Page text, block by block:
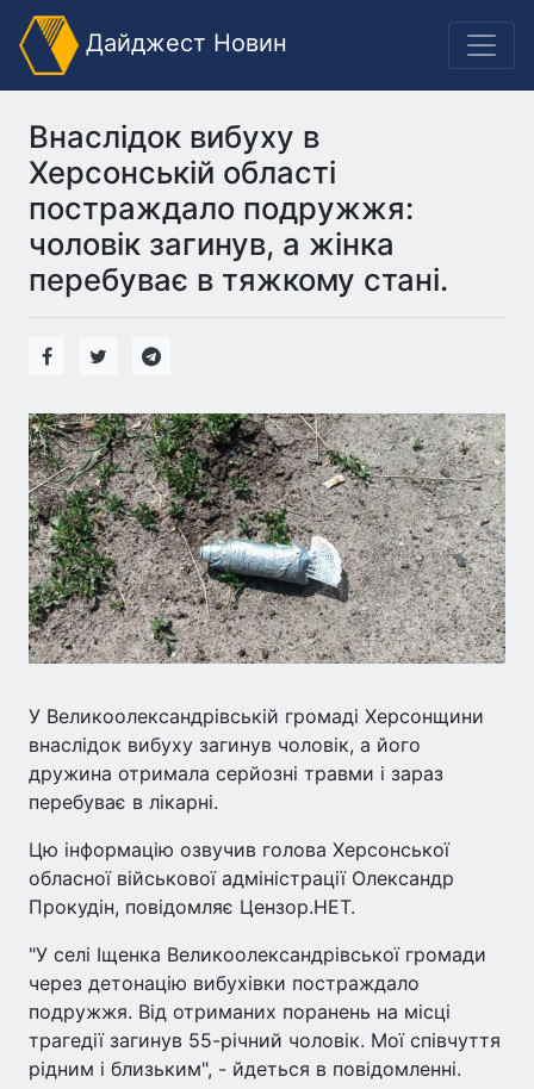
Дайджест Новин
Внаслідок вибуху в
Херсонській області
постраждало подружжя:
чоловік загинув, а жінка
перебуває в тяжкому стані.
У Великоолександрівській громаді Херсонщини
внаслідок вибуху загинув чоловік, а його
дружина отримала серйозні травми і зараз
перебуває в лікарні.
Цю інформацію озвучив голова Херсонської
обласної військової адміністрації Олександр
Прокудін, повідомляє Цензор.НЕТ.
"У селі Іщенка Великоолександрівської громади
через детонацію вибухівки постраждало
подружжя. Від отриманих поранень на місці
трагедії загинув 55-річний чоловік. Мої співчуття
рідним і близьким", - йдеться в повідомленні.